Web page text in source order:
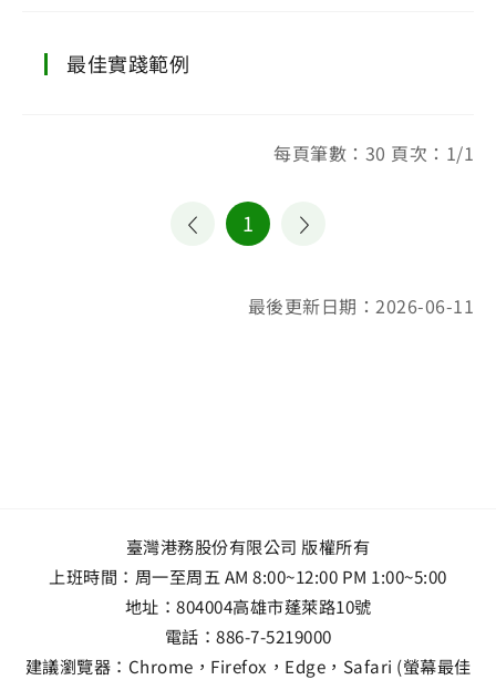
最佳實踐範例
每頁筆數：30 頁次：1/1
1
最後更新日期：2026-06-11
臺灣港務股份有限公司 版權所有
上班時間：周一至周五 AM 8:00~12:00 PM 1:00~5:00
地址： 804004高雄市蓬萊路10號
電話： 886-7-5219000
建議瀏覽器：Chrome，Firefox，Edge，Safari (螢幕最佳